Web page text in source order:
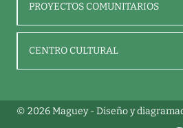
PROYECTOS COMUNITARIOS
CENTRO CULTURAL
© 2026 Maguey - Diseño y